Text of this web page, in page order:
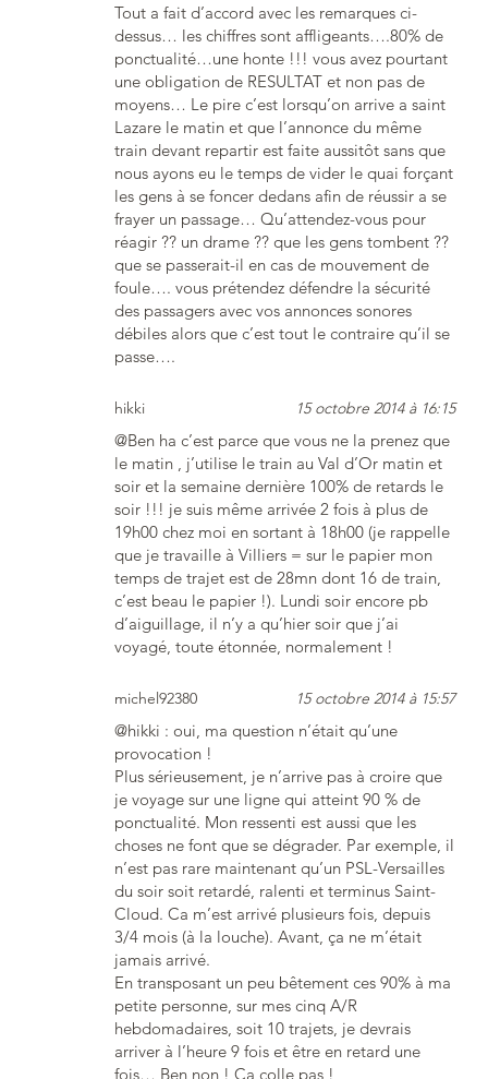
Tout a fait d’accord avec les remarques ci-
dessus… les chiffres sont affligeants….80% de
ponctualité…une honte !!! vous avez pourtant
une obligation de RESULTAT et non pas de
moyens… Le pire c’est lorsqu’on arrive a saint
Lazare le matin et que l’annonce du même
train devant repartir est faite aussitôt sans que
nous ayons eu le temps de vider le quai forçant
les gens à se foncer dedans afin de réussir a se
frayer un passage… Qu’attendez-vous pour
réagir ?? un drame ?? que les gens tombent ??
que se passerait-il en cas de mouvement de
foule…. vous prétendez défendre la sécurité
des passagers avec vos annonces sonores
débiles alors que c’est tout le contraire qu’il se
passe….
hikki 15 octobre 2014 à 16:15
@Ben ha c’est parce que vous ne la prenez que
le matin , j’utilise le train au Val d’Or matin et
soir et la semaine dernière 100% de retards le
soir !!! je suis même arrivée 2 fois à plus de
19h00 chez moi en sortant à 18h00 (je rappelle
que je travaille à Villiers = sur le papier mon
temps de trajet est de 28mn dont 16 de train,
c’est beau le papier !). Lundi soir encore pb
d’aiguillage, il n’y a qu’hier soir que j’ai
voyagé, toute étonnée, normalement !
michel92380 15 octobre 2014 à 15:57
@hikki : oui, ma question n’était qu’une
provocation !
Plus sérieusement, je n’arrive pas à croire que
je voyage sur une ligne qui atteint 90 % de
ponctualité. Mon ressenti est aussi que les
choses ne font que se dégrader. Par exemple, il
n’est pas rare maintenant qu’un PSL-Versailles
du soir soit retardé, ralenti et terminus Saint-
Cloud. Ca m’est arrivé plusieurs fois, depuis
3/4 mois (à la louche). Avant, ça ne m’était
jamais arrivé.
En transposant un peu bêtement ces 90% à ma
petite personne, sur mes cinq A/R
hebdomadaires, soit 10 trajets, je devrais
arriver à l’heure 9 fois et être en retard une
fois… Ben non ! Ca colle pas !